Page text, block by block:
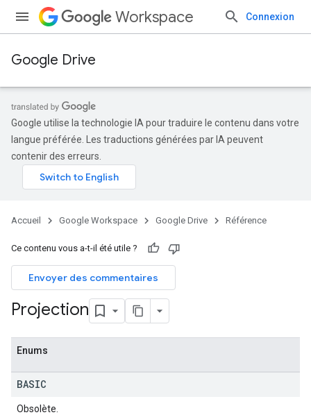
Workspace Connexion
Google Drive
Google utilise la technologie IA pour traduire le contenu dans votre
langue préférée. Les traductions générées par IA peuvent
contenir des erreurs.
Accueil Google Workspace Google Drive Référence
Ce contenu vous a-t-il été utile ?
Envoyer des commentaires
Projection
Enums
BASIC
Obsolète.